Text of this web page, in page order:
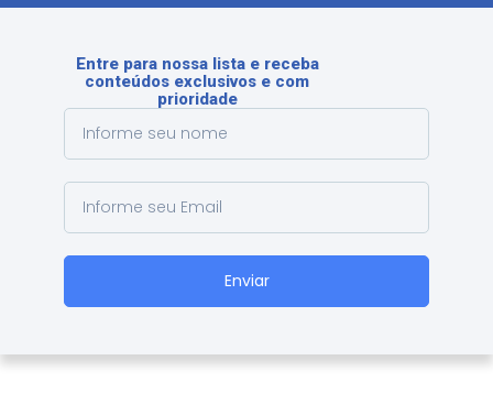
Enviar
Entre para nossa lista e receba
conteúdos exclusivos e com
prioridade